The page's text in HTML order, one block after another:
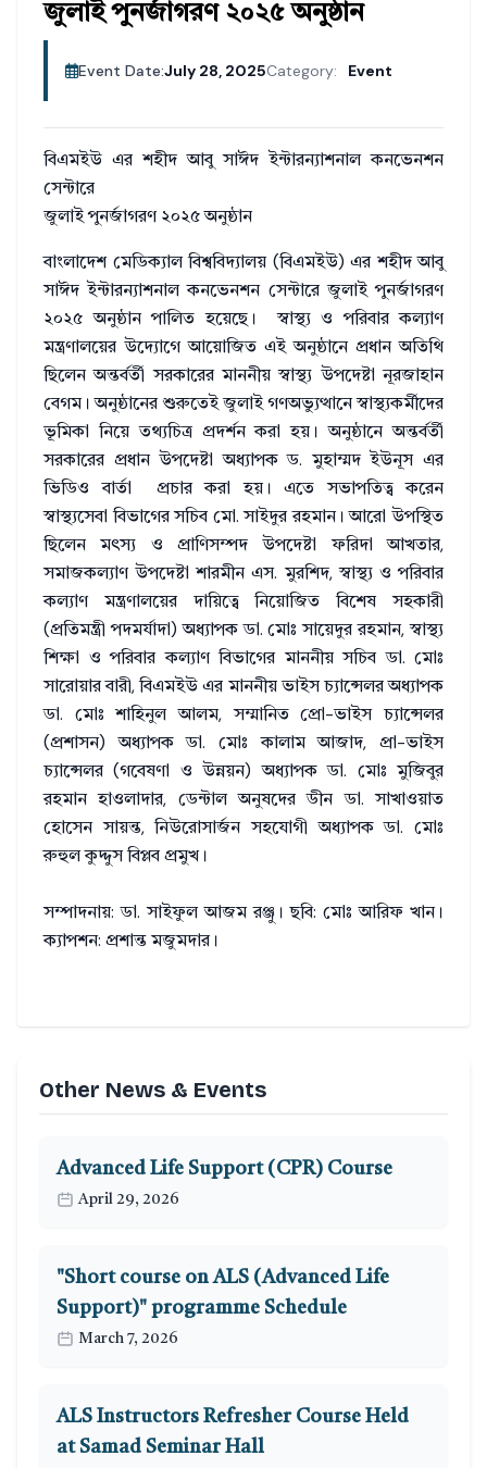
জুলাই পুনর্জাগরণ ২০২৫ অনুষ্ঠান
Event Date:July 28, 2025Category: Event
বিএমইউ এর শহীদ আবু সাঈদ ইন্টারন্যাশনাল কনভেনশন
সেন্টারে
জুলাই পুনর্জাগরণ ২০২৫ অনুষ্ঠান
বাংলাদেশ মেডিক্যাল বিশ্ববিদ্যালয় (বিএমইউ) এর শহীদ আবু
সাঈদ ইন্টারন্যাশনাল কনভেনশন সেন্টারে জুলাই পুনর্জাগরণ
২০২৫ অনুষ্ঠান পালিত হয়েছে। স্বাস্থ্য ও পরিবার কল্যাণ
মন্ত্রণালয়ের উদ্যোগে আয়োজিত এই অনুষ্ঠানে প্রধান অতিথি
ছিলেন অন্তর্বর্তী সরকারের মাননীয় স্বাস্থ্য উপদেষ্টা নূরজাহান
বেগম। অনুষ্ঠানের শুরুতেই জুলাই গণঅভ্যুত্থানে স্বাস্থ্যকর্মীদের
ভূমিকা নিয়ে তথ্যচিত্র প্রদর্শন করা হয়। অনুষ্ঠানে অন্তর্বর্তী
সরকারের প্রধান উপদেষ্টা অধ্যাপক ড. মুহাম্মদ ইউনূস এর
ভিডিও বার্তা প্রচার করা হয়। এতে সভাপতিত্ব করেন
স্বাস্থ্যসেবা বিভাগের সচিব মো. সাইদুর রহমান। আরো উপস্থিত
ছিলেন মৎস্য ও প্রাণিসম্পদ উপদেষ্টা ফরিদা আখতার,
সমাজকল্যাণ উপদেষ্টা শারমীন এস. মুরশিদ, স্বাস্থ্য ও পরিবার
কল্যাণ মন্ত্রণালয়ের দায়িত্বে নিয়োজিত বিশেষ সহকারী
(প্রতিমন্ত্রী পদমর্যাদা) অধ্যাপক ডা. মোঃ সায়েদুর রহমান, স্বাস্থ্য
শিক্ষা ও পরিবার কল্যাণ বিভাগের মাননীয় সচিব ডা. মোঃ
সারোয়ার বারী, বিএমইউ এর মাননীয় ভাইস চ্যান্সেলর অধ্যাপক
ডা. মোঃ শাহিনুল আলম, সম্মানিত প্রো-ভাইস চ্যান্সেলর
(প্রশাসন) অধ্যাপক ডা. মোঃ কালাম আজাদ, প্রা-ভাইস
চ্যান্সেলর (গবেষণা ও উন্নয়ন) অধ্যাপক ডা. মোঃ মুজিবুর
রহমান হাওলাদার, ডেন্টাল অনুষদের ডীন ডা. সাখাওয়াত
হোসেন সায়ন্ত, নিউরোসার্জন সহযোগী অধ্যাপক ডা. মোঃ
রুহুল কুদ্দুস বিপ্লব প্রমুখ।
সম্পাদনায়: ডা. সাইফুল আজম রঞ্জু। ছবি: মোঃ আরিফ খান।
ক্যাপশন: প্রশান্ত মজুমদার।
Other News & Events
Advanced Life Support (CPR) Course
April 29, 2026
"Short course on ALS (Advanced Life
Support)" programme Schedule
March 7, 2026
ALS Instructors Refresher Course Held
at Samad Seminar Hall